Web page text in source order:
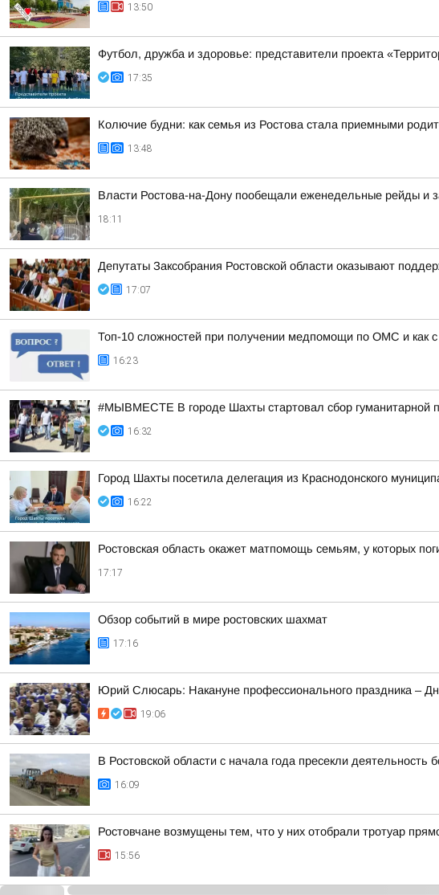
13:50
Футбол, дружба и здоровье: представители проекта
17:35
Колючие будни: как семья из Ростова стала приемными
13:48
Власти Ростова-на-Дону пообещали еженедельные рейды и
18:11
Депутаты Заксобрания Ростовской области оказывают
17:07
Топ-10 сложностей при получении медпомощи по ОМС и как с
16:23
#МЫВМЕСТЕ В городе Шахты стартовал сбор гуманитарной
16:32
Город Шахты посетила делегация из Краснодонского
16:22
Ростовская область окажет матпомощь семьям, у которых
17:17
Обзор событий в мире ростовских шахмат
17:16
Юрий Слюсарь: Накануне профессионального праздника –
19:06
В Ростовской области с начала года пресекли
16:09
Ростовчане возмущены тем, что у них отобрали тротуар
15:56